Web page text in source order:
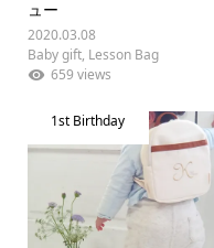
ュー
2020.03.08
Baby gift, Lesson Bag
659 views
1st Birthday